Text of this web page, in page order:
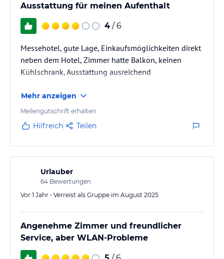
Ausstattung für meinen Aufenthalt
4 / 6
Messehotel, gute Lage, Einkaufsmöglichkeiten direkt
neben dem Hotel, Zimmer hatte Balkon, keinen
Kühlschrank, Ausstattung ausreichend
Mehr anzeigen
Meilengutschrift erhalten
Hilfreich Teilen
Urlauber
64 Bewertungen
Vor 1 Jahr • Verreist als Gruppe im August 2025
Angenehme Zimmer und freundlicher
Service, aber WLAN-Probleme